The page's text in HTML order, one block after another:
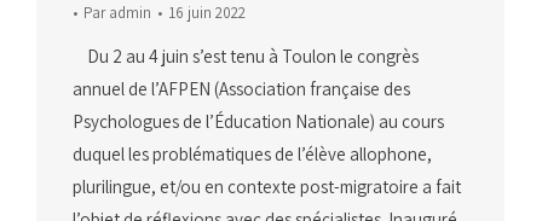
Paradmin 16 juin 2022
Du 2 au 4 juin s’est tenu à Toulon le congrès
annuel de l’AFPEN (Association française des
Psychologues de l’Éducation Nationale) au cours
duquel les problématiques de l’élève allophone,
plurilingue, et/ou en contexte post-migratoire a fait